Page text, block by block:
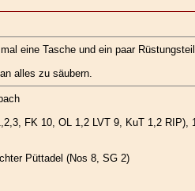
eine Tasche und ein paar
alles zu säubern.
FK 10, OL 1,2 LVT 9, KuT 1,2
Püttadel (Nos 8, SG 2)